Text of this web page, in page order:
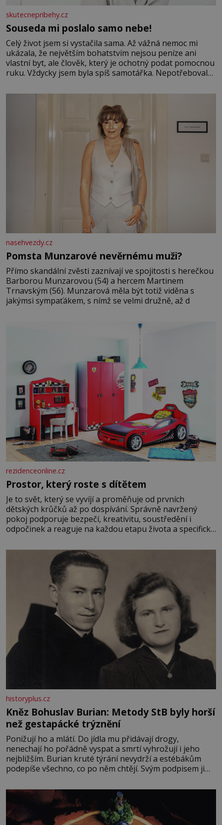
skutecnepribehy.cz
Souseda mi poslalo samo nebe!
Celý život jsem si vystačila sama. Až vážná nemoc mi
ukázala, že největším bohatstvím nejsou peníze ani
vlastní byt, ale člověk, který je ochotný podat pomocnou
ruku. Vždycky jsem byla spíš samotářka. Nepotřebovala
mi knihy, práce a hlavně klid. Hned po studiích jsem
nasehvezdy.cz
Pomsta Munzarové nevěrnému muži?
Přímo skandální zvěsti zaznívají ve spojitosti s herečkou
Barborou Munzarovou (54) a hercem Martinem
Trnavským (56). Munzarová měla být totiž viděna s
jakýmsi sympaťákem, s nímž se velmi družně, až d
rezidenceonline.cz
Prostor, který roste s dítětem
Je to svět, který se vyvíjí a proměňuje od prvních
dětských krůčků až po dospívání. Správně navržený
pokoj podporuje bezpečí, kreativitu, soustředění i
odpočinek a reaguje na každou etapu života a specifické
měkkost a bezpečí, proto by pokoj miminka měl působit
především klidně a útulně. Předškolní věk je
historyplus.cz
Kněz Bohuslav Burian: Metody StB byly horší
než gestapácké trýznění
Ponižují ho a mlátí. Do jídla mu přidávají drogy,
nenechají ho pořádně vyspat a smrtí vyhrožují i jeho
nejbližším. Burian kruté týrání nevydrží a estébákům
podepíše všechno, co po něm chtějí. Svým podpisem jim
fyzický ani psychický nátlak. Syn brněnského řezníka
chce být knězem a